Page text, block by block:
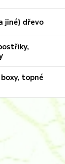
jiné) dřevo
topné